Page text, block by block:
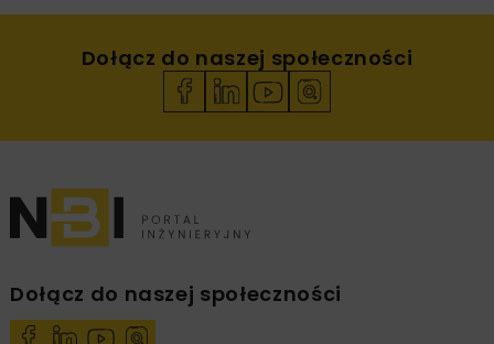
Dołącz do naszej społeczności
Dołącz do naszej społeczności